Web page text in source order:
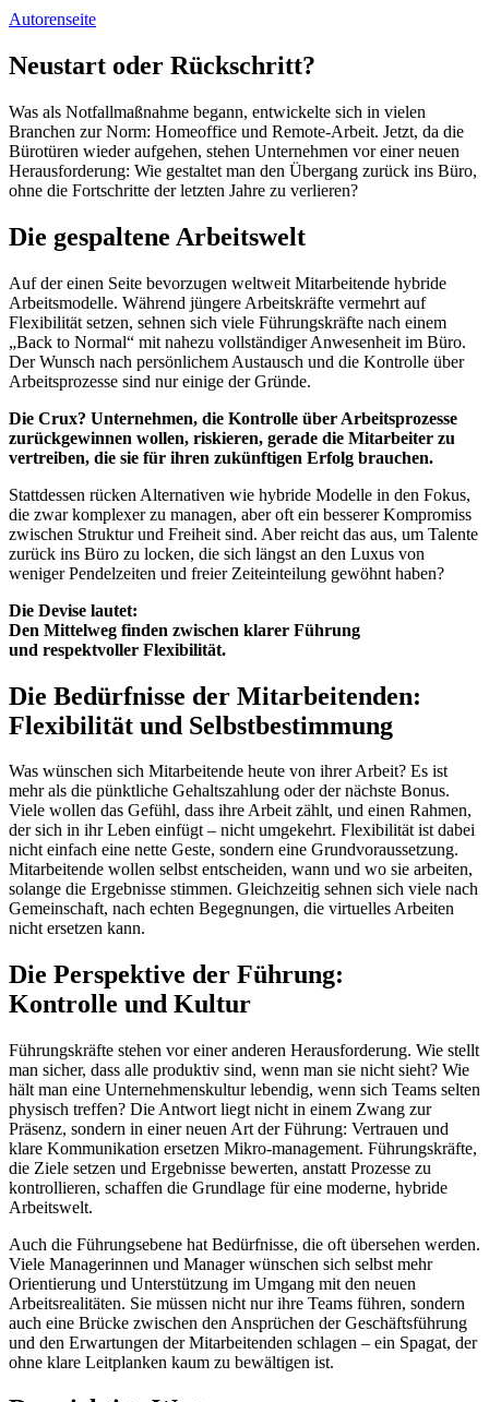
Autorenseite
Neustart oder Rückschritt?
Was als Notfallmaßnahme begann, entwickelte sich in vielen
Branchen zur Norm: Homeoffice und Remote-Arbeit. Jetzt, da die
Bürotüren wieder aufgehen, stehen Unternehmen vor einer neuen
Herausforderung: Wie gestaltet man den Übergang zurück ins Büro,
ohne die Fortschritte der letzten Jahre zu verlieren?
Die gespaltene Arbeitswelt
Auf der einen Seite bevorzugen weltweit Mitarbeitende hybride
Arbeitsmodelle. Während jüngere Arbeitskräfte vermehrt auf
Flexibilität setzen, sehnen sich viele Führungskräfte nach einem
„Back to Normal“ mit nahezu vollständiger Anwesenheit im Büro.
Der Wunsch nach persönlichem Austausch und die Kontrolle über
Arbeitsprozesse sind nur einige der Gründe.
Die Crux? Unternehmen, die Kontrolle über Arbeitsprozesse
zurückgewinnen wollen, riskieren, gerade die Mitarbeiter zu
vertreiben, die sie für ihren zukünftigen Erfolg brauchen.
Stattdessen rücken Alternativen wie hybride Modelle in den Fokus,
die zwar komplexer zu managen, aber oft ein besserer Kompromiss
zwischen Struktur und Freiheit sind. Aber reicht das aus, um Talente
zurück ins Büro zu locken, die sich längst an den Luxus von
weniger Pendelzeiten und freier Zeiteinteilung gewöhnt haben?
Die Devise lautet:
Den Mittelweg finden zwischen klarer Führung
und respektvoller Flexibilität.
Die Bedürfnisse der Mitarbeitenden:
Flexibilität und Selbstbestimmung
Was wünschen sich Mitarbeitende heute von ihrer Arbeit? Es ist
mehr als die pünktliche Gehaltszahlung oder der nächste Bonus.
Viele wollen das Gefühl, dass ihre Arbeit zählt, und einen Rahmen,
der sich in ihr Leben einfügt – nicht umgekehrt. Flexibilität ist dabei
nicht einfach eine nette Geste, sondern eine Grundvoraussetzung.
Mitarbeitende wollen selbst entscheiden, wann und wo sie arbeiten,
solange die Ergebnisse stimmen. Gleichzeitig sehnen sich viele nach
Gemeinschaft, nach echten Begegnungen, die virtuelles Arbeiten
nicht ersetzen kann.
Die Perspektive der Führung:
Kontrolle und Kultur
Führungskräfte stehen vor einer anderen Herausforderung. Wie stellt
man sicher, dass alle produktiv sind, wenn man sie nicht sieht? Wie
hält man eine Unternehmenskultur lebendig, wenn sich Teams selten
physisch treffen? Die Antwort liegt nicht in einem Zwang zur
Präsenz, sondern in einer neuen Art der Führung: Vertrauen und
klare Kommunikation ersetzen Mikro-management. Führungskräfte,
die Ziele setzen und Ergebnisse bewerten, anstatt Prozesse zu
kontrollieren, schaffen die Grundlage für eine moderne, hybride
Arbeitswelt.
Auch die Führungsebene hat Bedürfnisse, die oft übersehen werden.
Viele Managerinnen und Manager wünschen sich selbst mehr
Orientierung und Unterstützung im Umgang mit den neuen
Arbeitsrealitäten. Sie müssen nicht nur ihre Teams führen, sondern
auch eine Brücke zwischen den Ansprüchen der Geschäftsführung
und den Erwartungen der Mitarbeitenden schlagen – ein Spagat, der
ohne klare Leitplanken kaum zu bewältigen ist.